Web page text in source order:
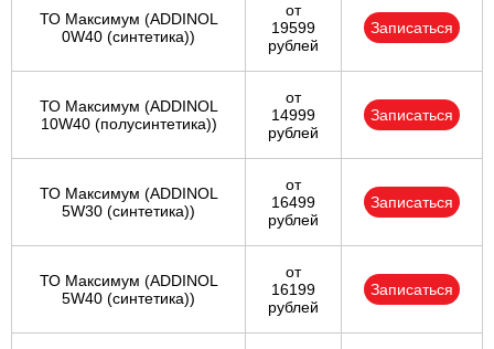
ТО Максимум (ADDINOL
0W40 (синтетика))
от
19599
рублей
Записаться
ТО Максимум (ADDINOL
10W40 (полусинтетика))
от
14999
рублей
Записаться
ТО Максимум (ADDINOL
5W30 (синтетика))
от
16499
рублей
Записаться
ТО Максимум (ADDINOL
5W40 (синтетика))
от
16199
рублей
Записаться